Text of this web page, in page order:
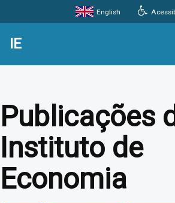
English
IE
Publicações
Instituto de
Economia